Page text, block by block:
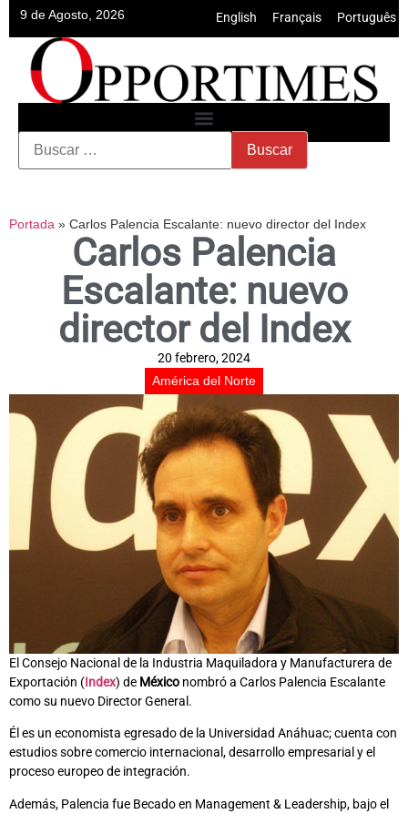
9 de Agosto, 2026 English Français Português
Portada » Carlos Palencia Escalante: nuevo director del Index
Carlos Palencia
Escalante: nuevo
director del Index
20 febrero, 2024
América del Norte
El Consejo Nacional de la Industria Maquiladora y Manufacturera de
Exportación (Index) de México nombró a Carlos Palencia Escalante
como su nuevo Director General.
Él es un economista egresado de la Universidad Anáhuac; cuenta con
estudios sobre comercio internacional, desarrollo empresarial y el
proceso europeo de integración.
Además, Palencia fue Becado en Management & Leadership, bajo el